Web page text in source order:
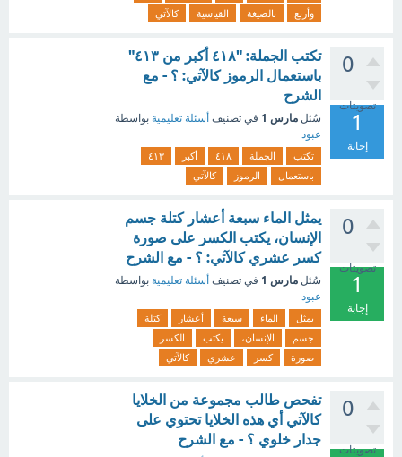
وأربع
بالصيغة القياسية كالآتي
0
تصويتات
1
إجابة
تكتب الجملة: "٤١٨ أكبر من ٤١٣"
باستعمال الرموز كالآتي: ؟ - مع
الشرح
سُئل مارس 1 في تصنيف أسئلة تعليمية بواسطة
عبود
تكتب الجملة ٤١٨ أكبر
٤١٣
باستعمال
الرموز كالآتي
0
تصويتات
1
إجابة
يمثل الماء سبعة أعشار كتلة جسم
الإنسان، يكتب الكسر على صورة
كسر عشري كالآتي: ؟ - مع الشرح
سُئل مارس 1 في تصنيف أسئلة تعليمية بواسطة
عبود
يمثل الماء سبعة أعشار
كتلة
جسم
الإنسان، يكتب
الكسر
صورة
كسر عشري كالآتي
0
تصويتات
تفحص طالب مجموعة من الخلايا
كالآتي أي هذه الخلايا تحتوي على
جدار خلوي ؟ - مع الشرح